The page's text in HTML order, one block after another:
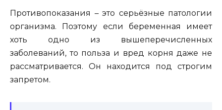
Противопоказания – это серьёзные патологии
организма. Поэтому если беременная имеет
хоть одно из вышеперечисленных
заболеваний, то польза и вред корня даже не
рассматривается. Он находится под строгим
запретом.